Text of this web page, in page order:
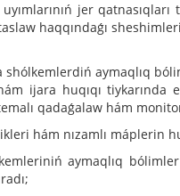
jer
haqqındaǵı
shólkemlerdiń aymaqlıq
ijara huqıqı
qadaǵalaw hám
hám nızamlı máplerin
aymaqlıq